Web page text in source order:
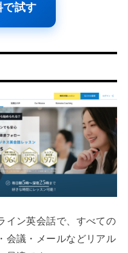
で試す
イン英会話で、すべての
会議・メールなどリアル